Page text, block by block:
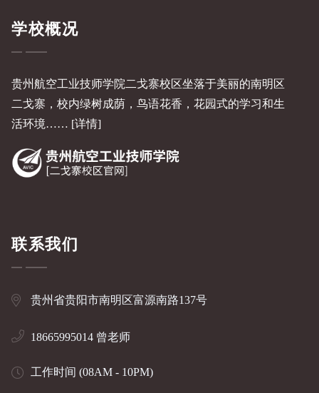
学校概况
贵州航空工业技师学院二戈寨校区坐落于美丽的南明区
二戈寨，校内绿树成荫，鸟语花香，花园式的学习和生
活环境…… [详情]
联系我们
贵州省贵阳市南明区富源南路137号
18665995014 曾老师
工作时间 (08AM - 10PM)